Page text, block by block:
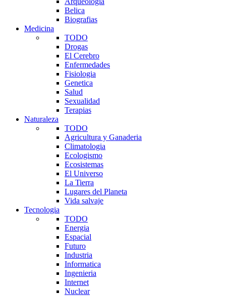
Belica
Biografias
Medicina
TODO
Drogas
El Cerebro
Enfermedades
Fisiologia
Genetica
Salud
Sexualidad
Terapias
Naturaleza
TODO
Agricultura y Ganaderia
Climatologia
Ecologismo
Ecosistemas
El Universo
La Tierra
Lugares del Planeta
Vida salvaje
Tecnologia
TODO
Energia
Espacial
Futuro
Industria
Informatica
Ingenieria
Internet
Nuclear